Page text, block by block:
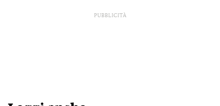
PUBBLICITÀ